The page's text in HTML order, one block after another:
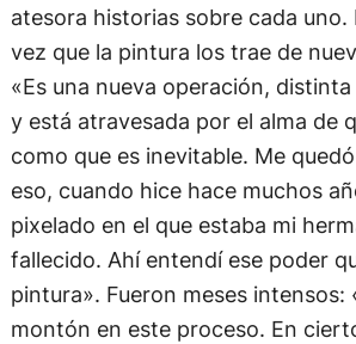
atesora historias sobre cada uno.
vez que la pintura los trae de
«Es una nueva operación,
y está atravesada por el alma de
como que es inevitable. Me
eso, cuando hice hace muchos
pixelado en el que estaba mi
fallecido. Ahí entendí ese poder
pintura». Fueron meses intensos:
montón en este proceso. En